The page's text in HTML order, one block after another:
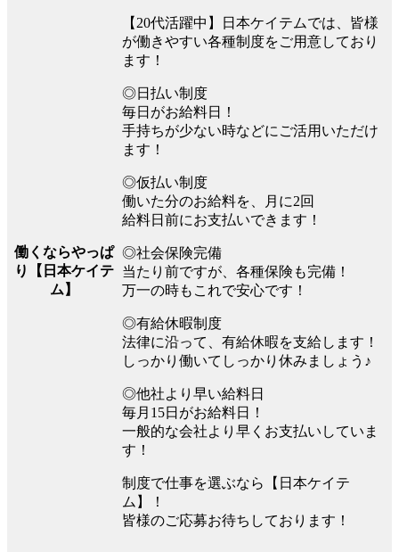
働くならやっぱ
り【日本ケイテ
ム】
【20代活躍中】日本ケイテムでは、皆様
が働きやすい各種制度をご用意しており
ます！
◎日払い制度
毎日がお給料日！
手持ちが少ない時などにご活用いただけ
ます！
◎仮払い制度
働いた分のお給料を、月に2回
給料日前にお支払いできます！
◎社会保険完備
当たり前ですが、各種保険も完備！
万一の時もこれで安心です！
◎有給休暇制度
法律に沿って、有給休暇を支給します！
しっかり働いてしっかり休みましょう♪
◎他社より早い給料日
毎月15日がお給料日！
一般的な会社より早くお支払いしていま
す！
制度で仕事を選ぶなら【日本ケイテ
ム】！
皆様のご応募お待ちしております！